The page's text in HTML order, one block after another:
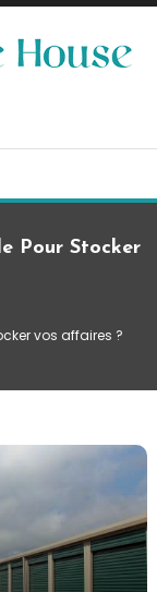
Pour Stocker
vos affaires ?